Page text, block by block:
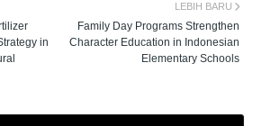
LEBIH BARU
Family Day Programs Strengthen
Character Education in Indonesian
Elementary Schools
in